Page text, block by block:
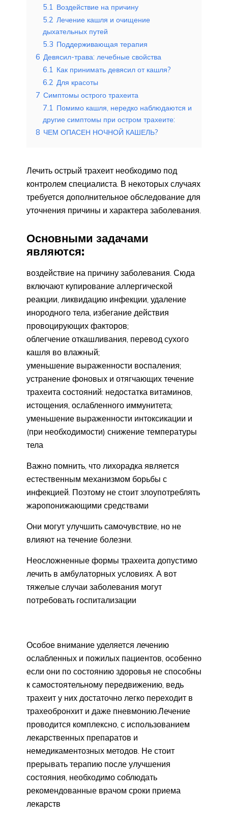
5.1 Воздействие на причину
5.2 Лечение кашля и очищение
дыхательных путей
5.3 Поддерживающая терапия
6 Девясил-трава: лечебные свойства
6.1 Как принимать девясил от кашля?
6.2 Для красоты
7 Симптомы острого трахеита
7.1 Помимо кашля, нередко наблюдаются и
другие симптомы при остром трахеите:
8 ЧЕМ ОПАСЕН НОЧНОЙ КАШЕЛЬ?
Лечить острый трахеит необходимо под
контролем специалиста. В некоторых случаях
требуется дополнительное обследование для
уточнения причины и характера заболевания.
Основными задачами
являются:
воздействие на причину заболевания. Сюда
включают купирование аллергической
реакции, ликвидацию инфекции, удаление
инородного тела, избегание действия
провоцирующих факторов;
облегчение откашливания, перевод сухого
кашля во влажный;
уменьшение выраженности воспаления;
устранение фоновых и отягчающих течение
трахеита состояний: недостатка витаминов,
истощения, ослабленного иммунитета;
уменьшение выраженности интоксикации и
(при необходимости) снижение температуры
тела
Важно помнить, что лихорадка является
естественным механизмом борьбы с
инфекцией. Поэтому не стоит злоупотреблять
жаропонижающими средствами
Они могут улучшить самочувствие, но не
влияют на течение болезни.
Неосложненные формы трахеита допустимо
лечить в амбулаторных условиях. А вот
тяжелые случаи заболевания могут
потребовать госпитализации
Особое внимание уделяется лечению
ослабленных и пожилых пациентов, особенно
если они по состоянию здоровья не способны
к самостоятельному передвижению, ведь
трахеит у них достаточно легко переходит в
трахеобронхит и даже пневмонию.Лечение
проводится комплексно, с использованием
лекарственных препаратов и
немедикаментозных методов. Не стоит
прерывать терапию после улучшения
состояния, необходимо соблюдать
рекомендованные врачом сроки приема
лекарств